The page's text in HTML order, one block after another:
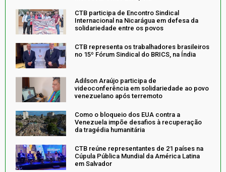
CTB participa de Encontro Sindical
Internacional na Nicarágua em defesa da
solidariedade entre os povos
CTB representa os trabalhadores brasileiros
no 15º Fórum Sindical do BRICS, na Índia
Adilson Araújo participa de
videoconferência em solidariedade ao povo
venezuelano após terremoto
Como o bloqueio dos EUA contra a
Venezuela impõe desafios à recuperação
da tragédia humanitária
CTB reúne representantes de 21 países na
Cúpula Pública Mundial da América Latina
em Salvador